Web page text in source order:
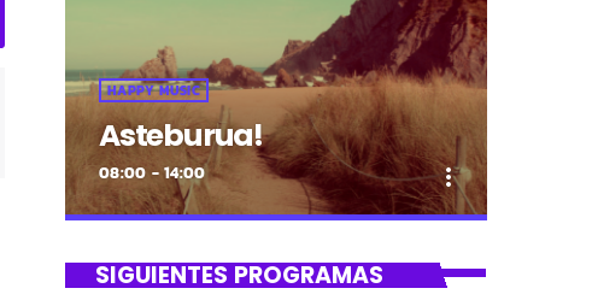
HAPPY MUSIC
Asteburua!
08:00 - 14:00 more_vert
Asteburua!
SIGUIENTES PROGRAMAS